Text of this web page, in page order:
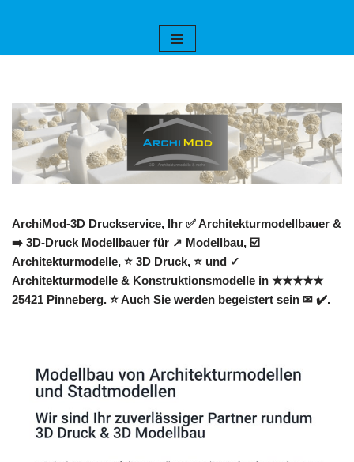
ArchiMod-3D Druckservice, Ihr ✅ Architekturmodellbauer &
➡️ 3D-Druck Modellbauer für ↗️ Modellbau, ☑️
Architekturmodelle, ⭐ 3D Druck, ⭐ und ✓
Architekturmodelle & Konstruktionsmodelle in ★★★★★
25421 Pinneberg. ⭐ Auch Sie werden begeistert sein ✉ ✔️.